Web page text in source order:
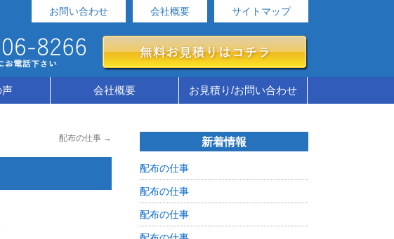
お問い合わせ 会社概要 サイトマップ
声 会社概要 お見積り/お問い合わせ
配布の仕事 → 新着情報
配布の仕事
配布の仕事
配布の仕事